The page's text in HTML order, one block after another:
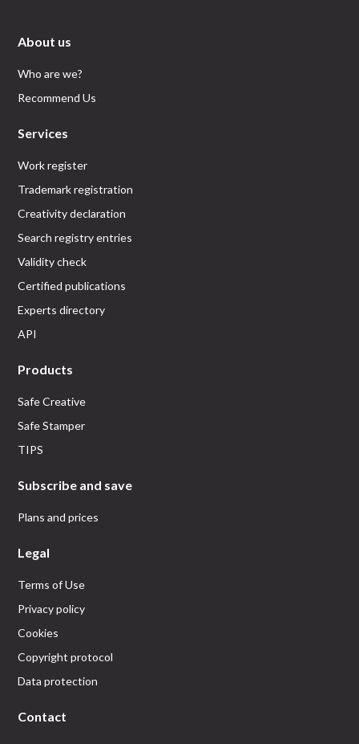
About us
Who are we?
Recommend Us
Services
Work register
Trademark registration
Creativity declaration
Search registry entries
Validity check
Certified publications
Experts directory
API
Products
Safe Creative
Safe Stamper
TIPS
Subscribe and save
Plans and prices
Legal
Terms of Use
Privacy policy
Cookies
Copyright protocol
Data protection
Contact